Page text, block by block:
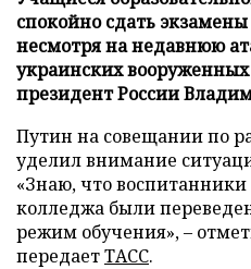
спокойно сдать
несмотря на недавнюю
украинских
президент России
Путин на совещании по
уделил внимание
«Знаю, что воспитанники
колледжа были
режим обучения», –
передаетТАСС.